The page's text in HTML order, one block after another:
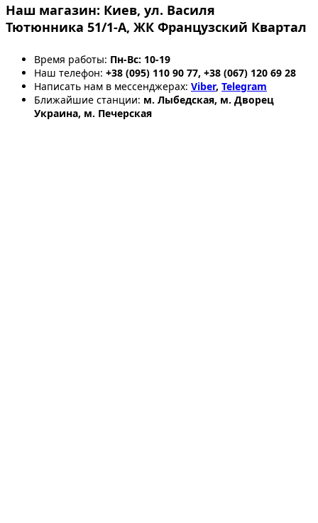
Наш магазин: Киев, ул. Василя
Тютюнника 51/1-А, ЖК Французский Квартал
Время работы: Пн-Вс: 10-19
Наш телефон: +38 (095) 110 90 77, +38 (067) 120 69 28
Написать нам в мессенджерах: Viber, Telegram
Ближайшие станции: м. Лыбедская, м. Дворец
Украина, м. Печерская